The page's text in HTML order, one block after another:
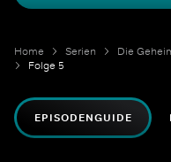
Home Serien
Folge 5
EPISODENGUIDE